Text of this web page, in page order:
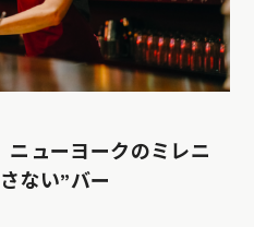
ニューヨークのミレニ
ない”バー